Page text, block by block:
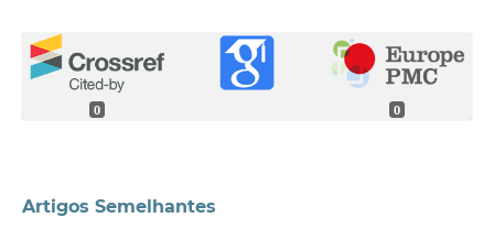
0 0
Artigos Semelhantes